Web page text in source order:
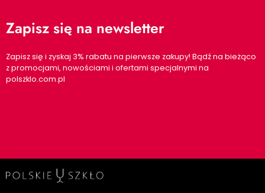
Zapisz się na newsletter
Zapisz się i zyskaj 3% rabatu na pierwsze zakupy! Bądź na bieżąco
z promocjami, nowościami i ofertami specjalnymi na
polszklo.com.pl